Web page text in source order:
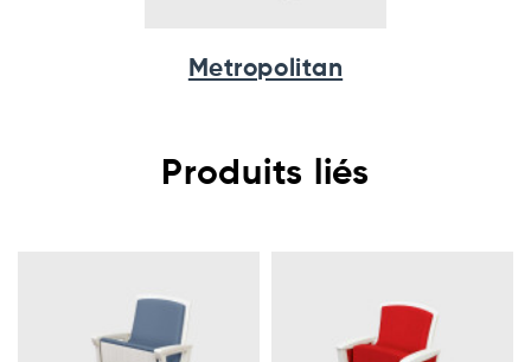
Metropolitan
Produits liés